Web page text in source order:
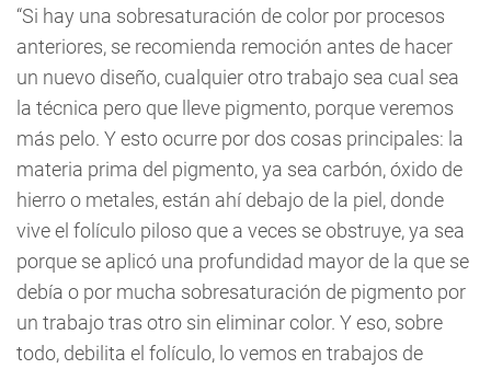
“Si hay una sobresaturación de color por procesos
anteriores, se recomienda remoción antes de hacer
un nuevo diseño, cualquier otro trabajo sea cual sea
la técnica pero que lleve pigmento, porque veremos
más pelo. Y esto ocurre por dos cosas principales: la
materia prima del pigmento, ya sea carbón, óxido de
hierro o metales, están ahí debajo de la piel, donde
vive el folículo piloso que a veces se obstruye, ya sea
porque se aplicó una profundidad mayor de la que se
debía o por mucha sobresaturación de pigmento por
un trabajo tras otro sin eliminar color. Y eso, sobre
todo, debilita el folículo, lo vemos en trabajos de